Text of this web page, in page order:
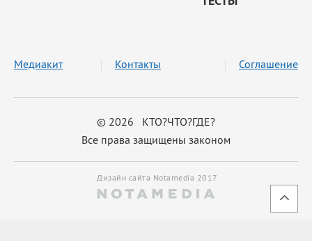
© 2026 КТО?ЧТО?ГДЕ?
Все права защищены законом
Медиакит Контакты Соглашение
Дизайн сайта Notamedia 2017